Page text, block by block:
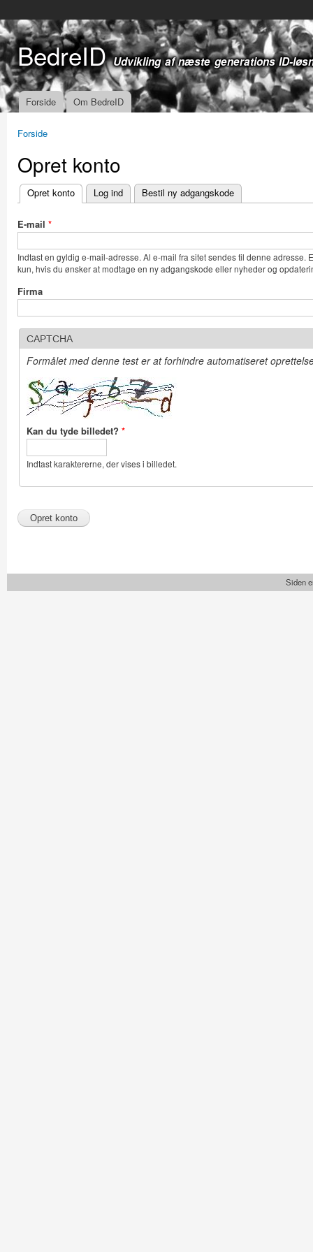
BedreID Udvikling af næste generations ID-
Hovedmenu
Forside Om BedreID
Forside
Opret konto
Primære faneblade
Opret konto (aktiv fane)
Log ind Bestil ny adgangskode
E-mail *
Indtast en gyldig e-mail-adresse. Al e-mail fra sitet sendes til denne adresse.
kun, hvis du ønsker at modtage en ny adgangskode eller nyheder og
Firma
CAPTCHA
Formålet med denne test er at forhindre automatiseret
Kan du tyde billedet? *
Indtast karaktererne, der vises i billedet.
Siden